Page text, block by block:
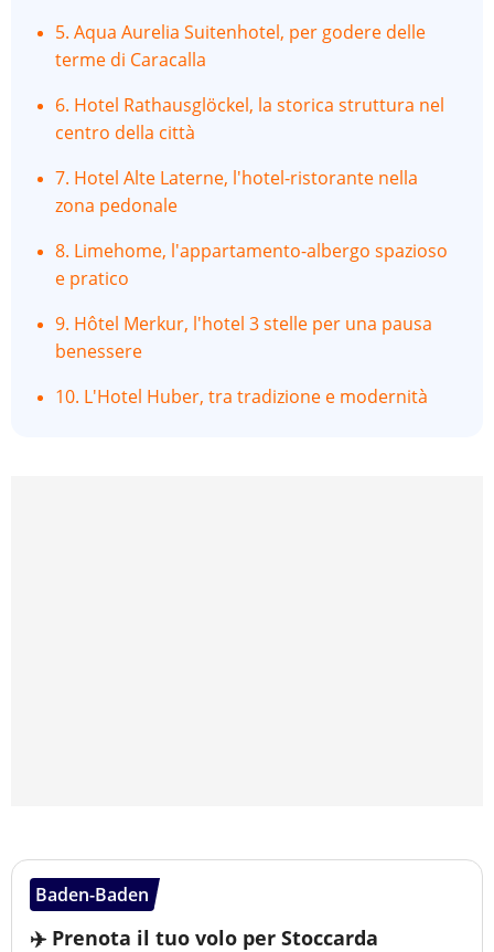
5. Aqua Aurelia Suitenhotel, per godere delle
terme di Caracalla
6. Hotel Rathausglöckel, la storica struttura nel
centro della città
7. Hotel Alte Laterne, l'hotel-ristorante nella
zona pedonale
8. Limehome, l'appartamento-albergo spazioso
e pratico
9. Hôtel Merkur, l'hotel 3 stelle per una pausa
benessere
10. L'Hotel Huber, tra tradizione e modernità
Baden-Baden
✈️ Prenota il tuo volo per Stoccarda